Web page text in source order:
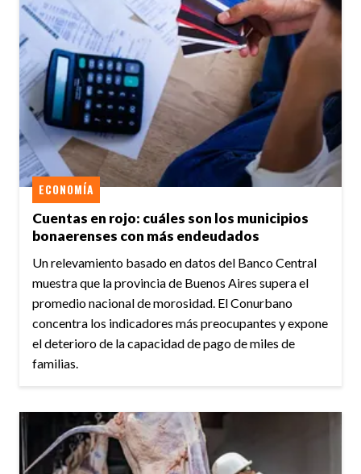
Cuentas en rojo: cuáles son los municipios
bonaerenses con más endeudados
ECONOMÍA
Un relevamiento basado en datos del Banco Central
muestra que la provincia de Buenos Aires supera el
promedio nacional de morosidad. El Conurbano
concentra los indicadores más preocupantes y expone
el deterioro de la capacidad de pago de miles de
familias.